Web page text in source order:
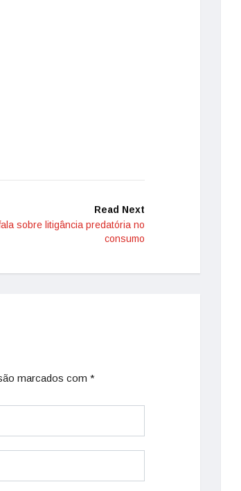
Read Next
sobre litigância predatória no
consumo
marcados com *